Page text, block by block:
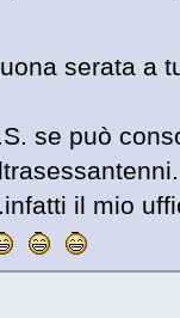
serata a
se può
il mio